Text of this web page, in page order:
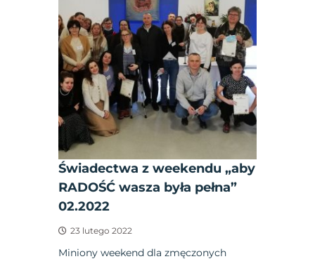
Świadectwa z weekendu „aby
RADOŚĆ wasza była pełna”
02.2022
23 lutego 2022
Miniony weekend dla zmęczonych